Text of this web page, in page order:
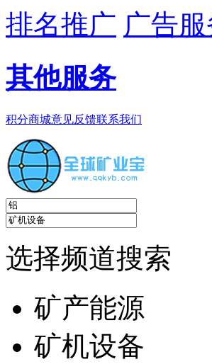
排名推广 广告
其他服务
积分商城意见反馈联系我们
选择频道搜索
矿产能源
矿机设备